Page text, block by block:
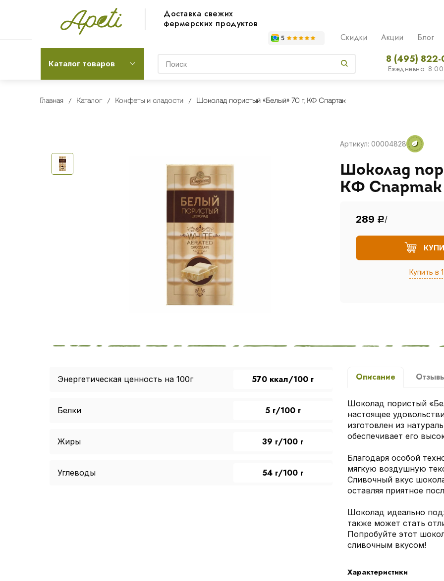
Доставка свежих
фермерских продуктов
Скидки Акции Блог
Каталог товаров 8 (495)
Ежедневно:
Главная Каталог Конфеты и сладости Шоколад пористый «Белый» 70 г, КФ Спартак
Артикул: 00004828
Шоколад
КФ Спартак
289 Р/
Купить в
Энергетическая ценность на 100г 570 ккал/100 г
Белки 5 г/100 г
Жиры 39 г/100 г
Углеводы 54 г/100 г
Описание
Шоколад пористый
настоящее
изготовлен из
обеспечивает его
Благодаря особой
мягкую воздушную
Сливочный вкус
оставляя приятное
Шоколад идеально
также может стать
Попробуйте этот
сливочным вкусом!
Характеристики